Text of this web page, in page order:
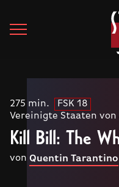
275 min.
FSK 18
Vereinigte Staaten von
Kill Bill: The
von Quentin Tarantino